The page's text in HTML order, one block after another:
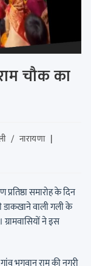
चौक का
/ नारायणा
प्रतिष्ठा समारोह के दिन
डाकखाने वाली गली के
ने इस